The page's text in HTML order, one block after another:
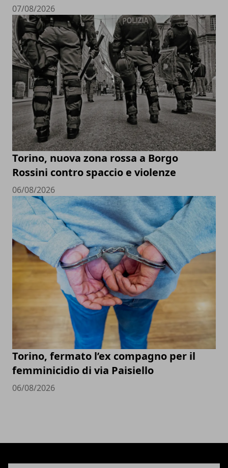
07/08/2026
Torino, nuova zona rossa a Borgo
Rossini contro spaccio e violenze
06/08/2026
Torino, fermato l’ex compagno per il
femminicidio di via Paisiello
06/08/2026